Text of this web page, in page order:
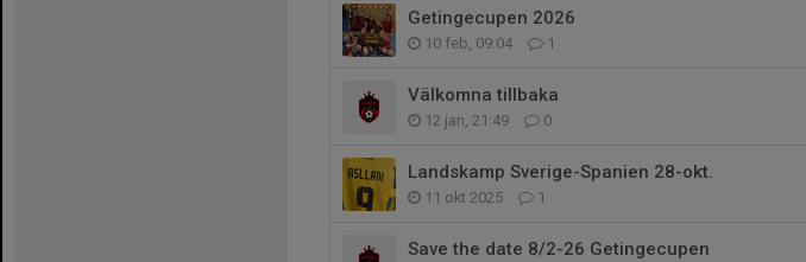
Getingecupen 2026
10 feb, 09:04 1
Välkomna tillbaka
12 jan, 21:49 0
Landskamp Sverige-Spanien 28-okt.
11 okt 2025 1
Save the date 8/2-26 Getingecupen